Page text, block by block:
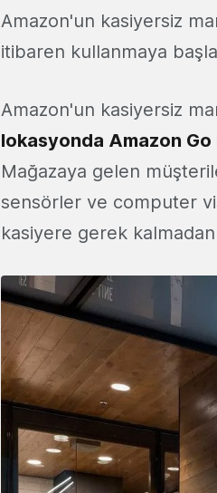
Amazon'un kasiyersiz
itibaren kullanmaya
Amazon'un kasiyersiz
lokasyonda Amazon Go
Mağazaya gelen
sensörler ve computer
kasiyere gerek